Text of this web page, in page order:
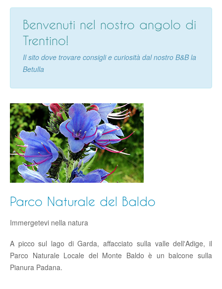
Gallery
Contatti
Blog
TrustYou
Benvenuti nel nostro angolo di
Trentino!
Il sito dove trovare consigli e curiosità dal nostro B&B la
Betulla
Parco Naturale del Baldo
Immergetevi nella natura
A picco sul lago di Garda, affacciato sulla valle dell'Adige, il
Parco Naturale Locale del Monte Baldo è un balcone sulla
Pianura Padana.